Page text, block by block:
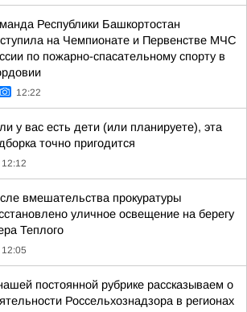
Республики Башкортостан
на Чемпионате и Первенстве МЧС
по пожарно-спасательному спорту в
12:22
у вас есть дети (или планируете), эта
точно пригодится
12:12
вмешательства прокуратуры
уличное освещение на берегу
Теплого
12:05
постоянной рубрике рассказываем о
Россельхознадзора в регионах